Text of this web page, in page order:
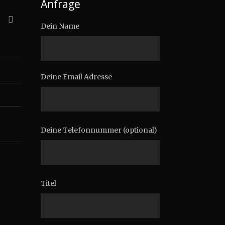
Anfrage
Dein Name
Deine Email Adresse
Deine Telefonnummer (optional)
Titel